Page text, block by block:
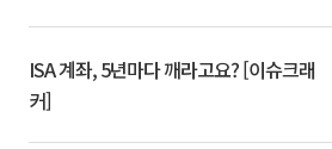
ISA 계좌, 5년마다 깨라고요? [이슈크래
커]